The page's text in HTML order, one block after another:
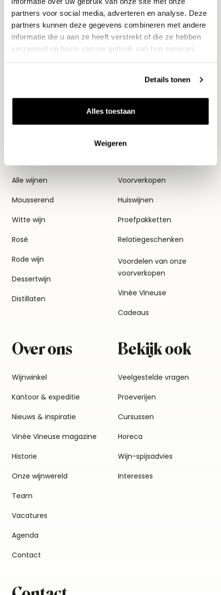
partners voor social media, adverteren en analyse. Deze
partners kunnen deze gegevens combineren met andere
informatie die u aan ze heeft verstrekt of die ze hebben
verzameld op basis van uw gebruik van hun services.
Details tonen
Alles toestaan
Weigeren
E-mailadres
Aanmelden
Alle wijnen
Mousserend
Witte wijn
Rosé
Rode wijn
Dessertwijn
Distillaten
Thema's
Voorverkopen
Huiswijnen
Proefpakketten
Relatiegeschenken
Voordelen van onze
voorverkopen
Vinée Vineuse
Cadeaus
Over ons
Wijnwinkel
Kantoor & expeditie
Nieuws & inspiratie
Vinée Vineuse magazine
Historie
Onze wijnwereld
Team
Vacatures
Agenda
Contact
Bekijk ook
Veelgestelde vragen
Proeverijen
Cursussen
Horeca
Wijn-spijsadvies
Interesses